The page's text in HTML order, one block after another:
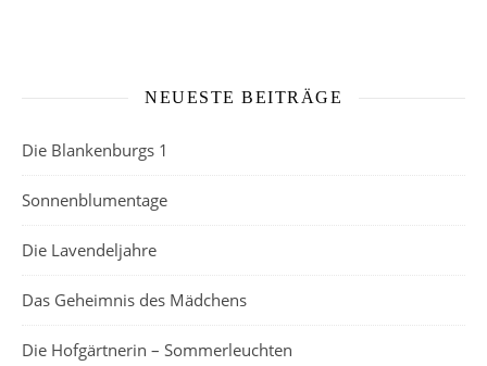
NEUESTE BEITRÄGE
Die Blankenburgs 1
Sonnenblumentage
Die Lavendeljahre
Das Geheimnis des Mädchens
Die Hofgärtnerin – Sommerleuchten